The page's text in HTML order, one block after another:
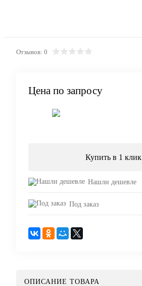
Отзывов: 0
Цена по запросу
Купить в 1 клик
Нашли дешевле
Под заказ
ОПИСАНИЕ ТОВАРА